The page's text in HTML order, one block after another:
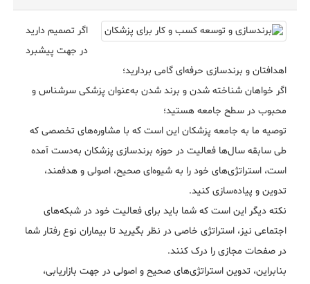
اگر تصمیم دارید
در جهت پیشبرد
اهدافتان و برندسازی حرفه‌ای گامی بردارید؛
اگر خواهان شناخته شدن و برند شدن به‌عنوان پزشکی سرشناس و
محبوب در سطح جامعه هستید؛
توصیه ما به جامعه پزشکان این است که با مشاوره‌های تخصصی که
طی سابقه سال‌ها فعالیت در حوزه برندسازی پزشکان به‌دست آمده
است، استراتژی‌های خود را به شیوه‌ای صحیح، اصولی و هدفمند،
تدوین و پیاده‌سازی کنید.
نکته دیگر این است که شما باید برای فعالیت‌ خود در شبکه‌های
اجتماعی نیز، استراتژی خاصی در نظر بگیرید تا بیماران نوع رفتار شما
در صفحات مجازی را درک کنند.
بنابراین، تدوین استراتژی‌های صحیح و اصولی در جهت بازاریابی،